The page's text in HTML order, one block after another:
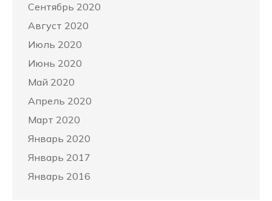
Сентябрь 2020
Август 2020
Июль 2020
Июнь 2020
Май 2020
Апрель 2020
Март 2020
Январь 2020
Январь 2017
Январь 2016